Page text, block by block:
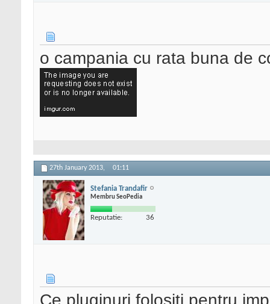
o campania cu rata buna de
27th January 2013, 01:11
Stefania Trandafir
Membru SeoPedia
Reputatie: 36
Ce pluginuri folositi pentru